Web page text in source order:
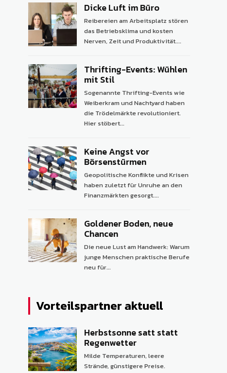
Dicke Luft im Büro
Reibereien am Arbeitsplatz stören
das Betriebsklima und kosten
Nerven, Zeit und Produktivität....
Thrifting-Events: Wühlen
mit Stil
Sogenannte Thrifting-Events wie
Weiberkram und Nachtyard haben
die Trödelmärkte revolutioniert.
Hier stöbert...
Keine Angst vor
Börsenstürmen
Geopolitische Konflikte und Krisen
haben zuletzt für Unruhe an den
Finanzmärkten gesorgt....
Goldener Boden, neue
Chancen
Die neue Lust am Handwerk: Warum
junge Menschen praktische Berufe
neu für...
Vorteilspartner aktuell
Herbstsonne satt statt
Regenwetter
Milde Temperaturen, leere
Strände, günstigere Preise.